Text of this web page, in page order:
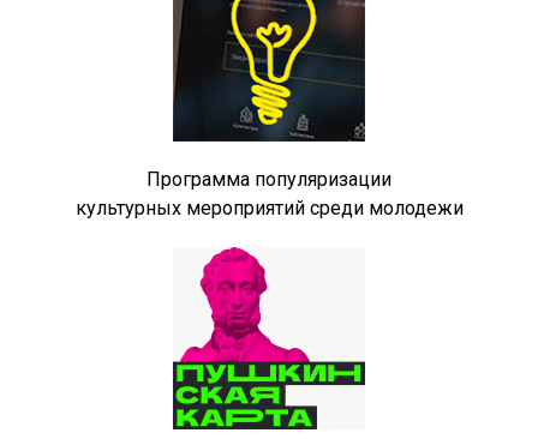
Программа популяризации
культурных мероприятий среди молодежи